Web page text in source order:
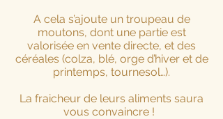
A cela s’ajoute un troupeau de
moutons, dont une partie est
valorisée en vente directe, et des
céréales (colza, blé, orge d’hiver et de
printemps, tournesol…).
La fraicheur de leurs aliments saura
vous convaincre !